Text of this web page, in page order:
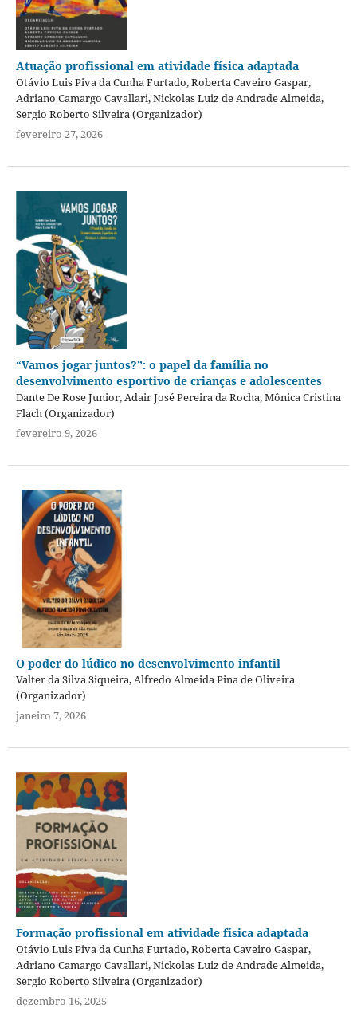
Atuação profissional em atividade física adaptada
Otávio Luis Piva da Cunha Furtado, Roberta Caveiro Gaspar,
Adriano Camargo Cavallari, Nickolas Luiz de Andrade Almeida,
Sergio Roberto Silveira (Organizador)
fevereiro 27, 2026
“Vamos jogar juntos?”: o papel da família no
desenvolvimento esportivo de crianças e adolescentes
Dante De Rose Junior, Adair José Pereira da Rocha, Mônica Cristina
Flach (Organizador)
fevereiro 9, 2026
O poder do lúdico no desenvolvimento infantil
Valter da Silva Siqueira, Alfredo Almeida Pina de Oliveira
(Organizador)
janeiro 7, 2026
Formação profissional em atividade física adaptada
Otávio Luis Piva da Cunha Furtado, Roberta Caveiro Gaspar,
Adriano Camargo Cavallari, Nickolas Luiz de Andrade Almeida,
Sergio Roberto Silveira (Organizador)
dezembro 16, 2025